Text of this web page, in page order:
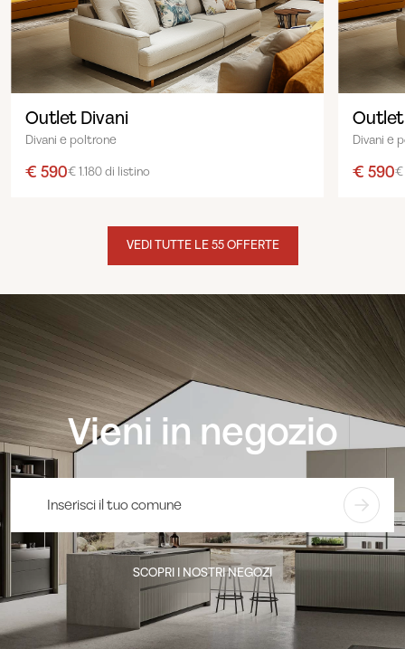
Outlet Divani
Divani e poltrone
€ 590€ 1.180 di listino
Divani e
€ 590€
VEDI TUTTE LE 55 OFFERTE
Vieni in negozio
SCOPRI I NOSTRI NEGOZI